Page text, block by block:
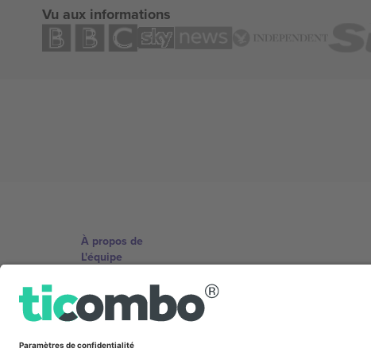
Vu aux informations
À propos de
L'équipe
Conditions générales
Programme d'affiliation